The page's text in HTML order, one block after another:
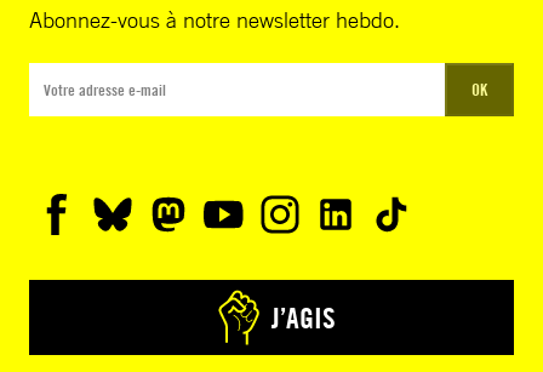
Abonnez-vous à notre newsletter hebdo.
OK
J’AGIS